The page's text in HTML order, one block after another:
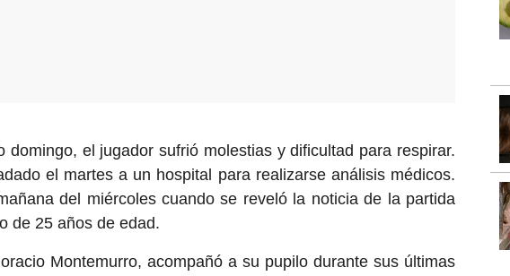
domingo, el jugador sufrió molestias y dificultad para respirar.
el martes a un hospital para realizarse análisis médicos.
del miércoles cuando se reveló la noticia de la partida
de 25 años de edad.
Montemurro, acompañó a su pupilo durante sus últimas